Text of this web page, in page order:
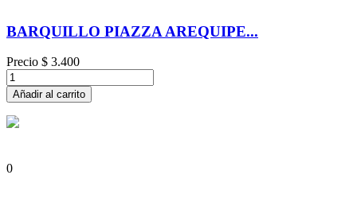
BARQUILLO PIAZZA AREQUIPE...
Precio $ 3.400
Añadir al carrito
0